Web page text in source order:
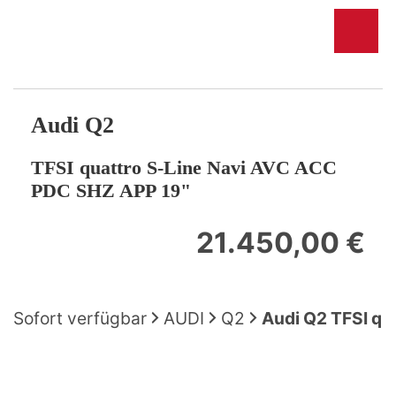
Audi Q2
TFSI quattro S-Line Navi AVC ACC
PDC SHZ APP 19"
21.450,00 €
Sofort verfügbar AUDI Q2 Audi Q2 TFSI